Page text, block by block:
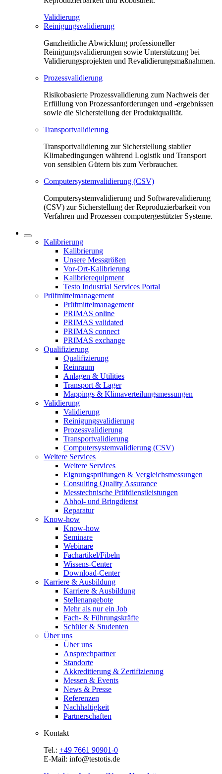
Validierung
Reinigungsvalidierung
Ganzheitliche Abwicklung professioneller
Reinigungsvalidierungen sowie Unterstützung bei
Validierungsprojekten und Revalidierungsmaßnahmen.
Prozessvalidierung
Risikobasierte Prozessvalidierung zum Nachweis der
Erfüllung von Prozessanforderungen und -ergebnissen
sowie die Sicherstellung der Produktqualität.
Transportvalidierung
Transportvalidierung zur Sicherstellung stabiler
Klimabedingungen während Logistik und Transport
von sensiblen Gütern bis zum Verbraucher.
Computersystemvalidierung (CSV)
Computersystemvalidierung und Softwarevalidierung
(CSV) zur Sicherstellung der Reproduzierbarkeit von
Verfahren und Prozessen computergestützter Systeme.
Kalibrierung
Kalibrierung
Unsere Messgrößen
Vor-Ort-Kalibrierung
Kalibrierequipment
Testo Industrial Services Portal
Prüfmittelmanagement
Prüfmittelmanagement
PRIMAS online
PRIMAS validated
PRIMAS connect
PRIMAS exchange
Qualifizierung
Qualifizierung
Reinraum
Anlagen & Utilities
Transport & Lager
Mappings & Klimaverteilungsmessungen
Validierung
Validierung
Reinigungsvalidierung
Prozessvalidierung
Transportvalidierung
Computersystemvalidierung (CSV)
Weitere Services
Weitere Services
Eignungsprüfungen & Vergleichsmessungen
Consulting Quality Assurance
Messtechnische Prüfdienstleistungen
Abhol- und Bringdienst
Reparatur
Know-how
Know-how
Seminare
Webinare
Fachartikel/Fibeln
Wissens-Center
Download-Center
Karriere & Ausbildung
Karriere & Ausbildung
Stellenangebote
Mehr als nur ein Job
Fach- & Führungskräfte
Schüler & Studenten
Über uns
Über uns
Ansprechpartner
Standorte
Akkreditierung & Zertifizierung
Messen & Events
News & Presse
Referenzen
Nachhaltigkeit
Partnerschaften
Kontakt
Tel.: +49 7661 90901-0
E-Mail: info@testotis.de